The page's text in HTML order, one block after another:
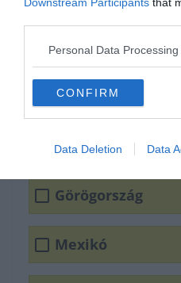
Personal Data
CONFIRM
Data Deletion Data
Az ókori
bölcsője.
Görögország
Mexikó